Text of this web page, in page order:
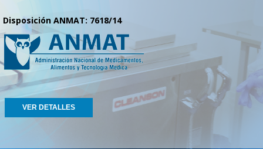
Disposición ANMAT: 7618/14
VER DETALLES